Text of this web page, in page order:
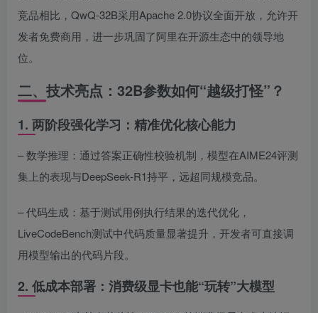
竞品相比，QwQ-32B采用Apache 2.0协议全面开放，允许开
发者免费商用，进一步巩固了阿里在开源生态中的领导地
位。
二、技术亮点：32B参数如何“越级打怪”？
1. 两阶段强化学习：精准优化核心能力
– 数学推理：通过答案正确性校验机制，模型在AIME24评测
集上的表现与DeepSeek-R1持平，远超同规模竞品。
– 代码生成：基于测试用例执行结果的迭代优化，
LiveCodeBench测试中代码质量显著提升，开发者可直接调
用模型输出的代码片段。
2. 低成本部署：消费级显卡也能“玩转”大模型